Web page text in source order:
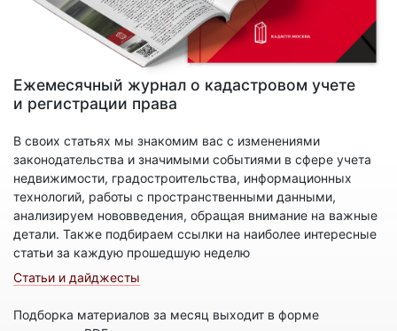
Ежемесячный журнал о кадастровом учете
и регистрации права
В своих статьях мы знакомим вас с изменениями
законодательства и значимыми событиями в сфере учета
недвижимости, градостроительства, информационных
технологий, работы с пространственными данными,
анализируем нововведения, обращая внимание на важные
детали. Также подбираем ссылки на наиболее интересные
статьи за каждую прошедшую неделю
Статьи и дайджесты
Подборка материалов за месяц выходит в форме